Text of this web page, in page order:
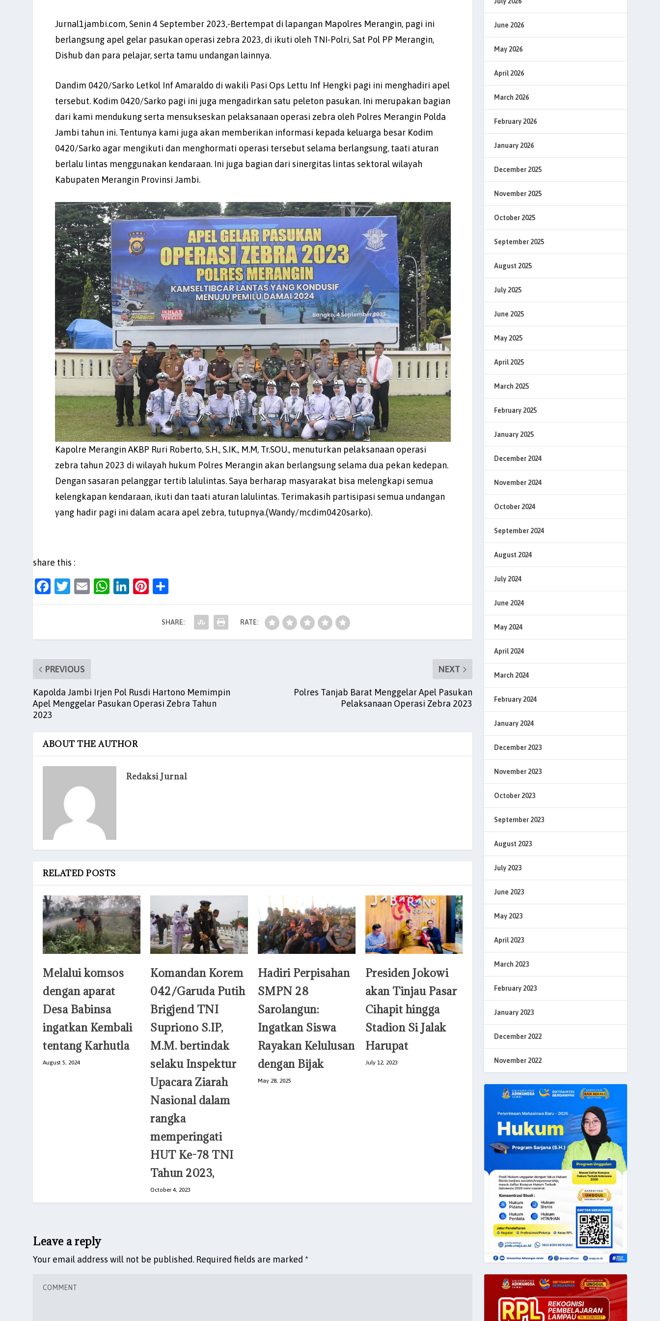
Jurnal1jambi.com, Senin 4 September 2023,-Bertempat di lapangan Mapolres Merangin, pagi ini
berlangsung apel gelar pasukan operasi zebra 2023, di ikuti oleh TNI-Polri, Sat Pol PP Merangin,
Dishub dan para pelajar, serta tamu undangan lainnya.
Dandim 0420/Sarko Letkol Inf Amaraldo di wakili Pasi Ops Lettu Inf Hengki pagi ini menghadiri apel
tersebut. Kodim 0420/Sarko pagi ini juga mengadirkan satu peleton pasukan. Ini merupakan bagian
dari kami mendukung serta mensukseskan pelaksanaan operasi zebra oleh Polres Merangin Polda
Jambi tahun ini. Tentunya kami juga akan memberikan informasi kepada keluarga besar Kodim
0420/Sarko agar mengikuti dan menghormati operasi tersebut selama berlangsung, taati aturan
berlalu lintas menggunakan kendaraan. Ini juga bagian dari sinergitas lintas sektoral wilayah
Kabupaten Merangin Provinsi Jambi.
Kapolre Merangin AKBP Ruri Roberto, S.H., S.IK., M.M, Tr.SOU., menuturkan pelaksanaan operasi
zebra tahun 2023 di wilayah hukum Polres Merangin akan berlangsung selama dua pekan kedepan.
Dengan sasaran pelanggar tertib lalulintas. Saya berharap masyarakat bisa melengkapi semua
kelengkapan kendaraan, ikuti dan taati aturan lalulintas. Terimakasih partisipasi semua undangan
yang hadir pagi ini dalam acara apel zebra, tutupnya.(Wandy/mcdim0420sarko).
share this :
F
a
o
o
k
T
w
E
m
W
h
Li
n
Pi
nt
er
h
ar
SHARE: RATE:
PREVIOUS
Kapolda Jambi Irjen Pol Rusdi Hartono Memimpin
Apel Menggelar Pasukan Operasi Zebra Tahun
2023
NEXT
Polres Tanjab Barat Menggelar Apel Pasukan
Pelaksanaan Operasi Zebra 2023
ABOUT THE AUTHOR
Redaksi Jurnal
RELATED POSTS
Melalui komsos
dengan aparat
Desa Babinsa
ingatkan Kembali
tentang Karhutla
August 5, 2024
Komandan Korem
042/Garuda Putih
Brigjend TNI
Supriono S.IP,
M.M. bertindak
selaku Inspektur
Upacara Ziarah
Nasional dalam
rangka
memperingati
HUT Ke-78 TNI
Tahun 2023,
October 4, 2023
Hadiri Perpisahan
SMPN 28
Sarolangun:
Ingatkan Siswa
Rayakan Kelulusan
dengan Bijak
May 28, 2025
Presiden Jokowi
akan Tinjau Pasar
Cihapit hingga
Stadion Si Jalak
Harupat
July 12, 2023
Leave a reply
Your email address will not be published. Required fields are marked *
June 2026
May 2026
April 2026
March 2026
February 2026
January 2026
December 2025
November 2025
October 2025
September 2025
August 2025
July 2025
June 2025
May 2025
April 2025
March 2025
February 2025
January 2025
December 2024
November 2024
October 2024
September 2024
August 2024
July 2024
June 2024
May 2024
April 2024
March 2024
February 2024
January 2024
December 2023
November 2023
October 2023
September 2023
August 2023
July 2023
June 2023
May 2023
April 2023
March 2023
February 2023
January 2023
December 2022
November 2022